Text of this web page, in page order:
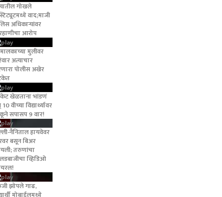
गोखले
वाद;माजी
अधिकाऱ्यांवर
आरोप
मुलीवर
अत्याचार
पोलीस अखेर
खेळताना भांडणं
वीच्या विद्यार्थ्यावर
सपासप 9 वार!
नैनिताल हायवेवर
बसून बिअर
तरुणांचा
व्हिडिओ
झोपले गाढ,